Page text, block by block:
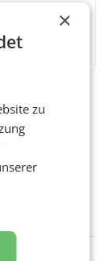
und
Peter
Der ORF
entsprechende
×
zu